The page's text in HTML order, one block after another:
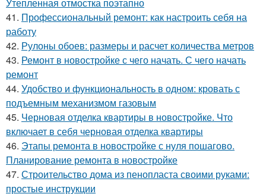
41. Профессиональный ремонт: как настроить себя на
работу
42. Рулоны обоев: размеры и расчет количества метров
43. Ремонт в новостройке с чего начать. С чего начать
ремонт
44. Удобство и функциональность в одном: кровать с
подъемным механизмом газовым
45. Черновая отделка квартиры в новостройке. Что
включает в себя черновая отделка квартиры
46. Этапы ремонта в новостройке с нуля пошагово.
Планирование ремонта в новостройке
47. Строительство дома из пенопласта своими руками:
простые инструкции